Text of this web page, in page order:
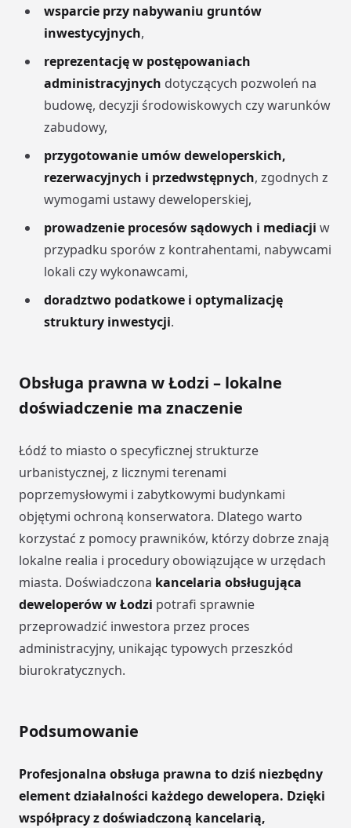
wsparcie przy nabywaniu gruntów
inwestycyjnych,
reprezentację w postępowaniach
administracyjnych dotyczących pozwoleń na
budowę, decyzji środowiskowych czy warunków
zabudowy,
przygotowanie umów deweloperskich,
rezerwacyjnych i przedwstępnych, zgodnych z
wymogami ustawy deweloperskiej,
prowadzenie procesów sądowych i mediacji w
przypadku sporów z kontrahentami, nabywcami
lokali czy wykonawcami,
doradztwo podatkowe i optymalizację
struktury inwestycji.
Obsługa prawna w Łodzi – lokalne
doświadczenie ma znaczenie
Łódź to miasto o specyficznej strukturze
urbanistycznej, z licznymi terenami
poprzemysłowymi i zabytkowymi budynkami
objętymi ochroną konserwatora. Dlatego warto
korzystać z pomocy prawników, którzy dobrze znają
lokalne realia i procedury obowiązujące w urzędach
miasta. Doświadczona kancelaria obsługująca
deweloperów w Łodzi potrafi sprawnie
przeprowadzić inwestora przez proces
administracyjny, unikając typowych przeszkód
biurokratycznych.
Podsumowanie
Profesjonalna obsługa prawna to dziś niezbędny
element działalności każdego dewelopera. Dzięki
współpracy z doświadczoną kancelarią,